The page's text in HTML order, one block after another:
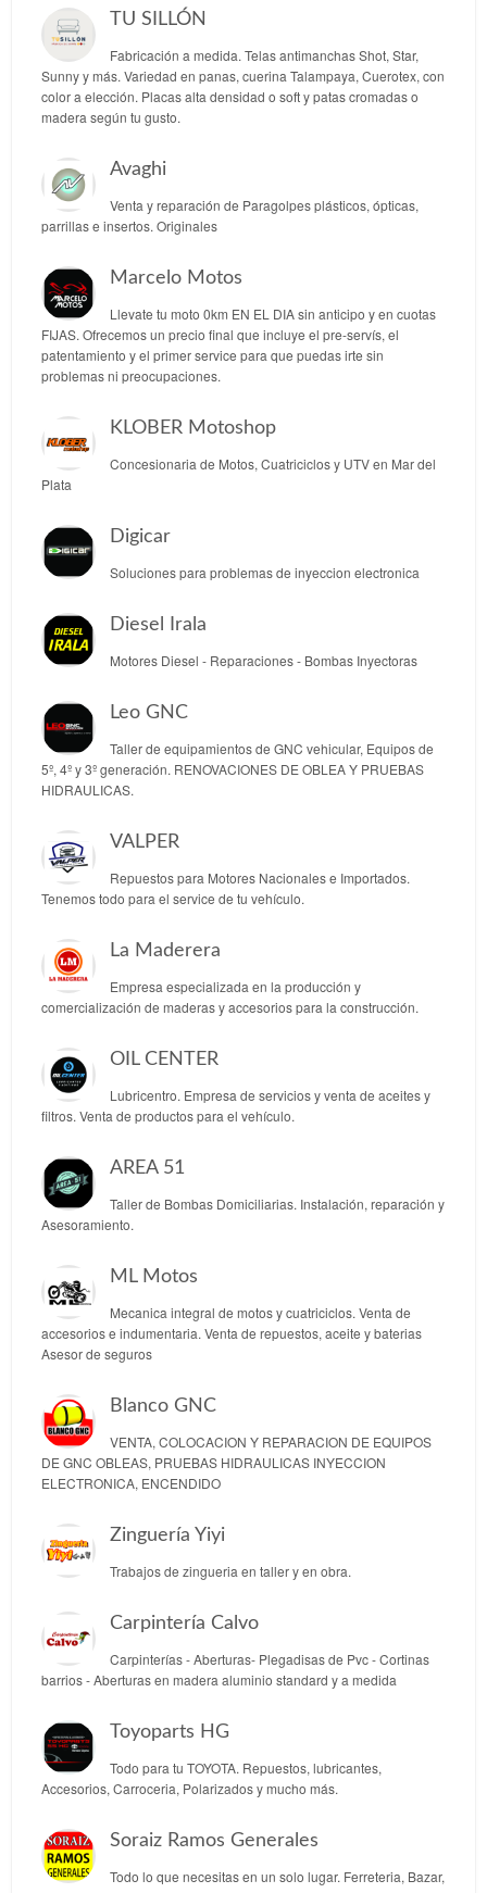
TU SILLÓN
Fabricación a medida. Telas antimanchas Shot, Star,
Sunny y más. Variedad en panas, cuerina Talampaya, Cuerotex, con
color a elección. Placas alta densidad o soft y patas cromadas o
madera según tu gusto.
Avaghi
Venta y reparación de Paragolpes plásticos, ópticas,
parrillas e insertos. Originales
Marcelo Motos
Llevate tu moto 0km EN EL DIA sin anticipo y en cuotas
FIJAS. Ofrecemos un precio final que incluye el pre-servís, el
patentamiento y el primer service para que puedas irte sin
problemas ni preocupaciones.
KLOBER Motoshop
Concesionaria de Motos, Cuatriciclos y UTV en Mar del
Plata
Digicar
Soluciones para problemas de inyeccion electronica
Diesel Irala
Motores Diesel - Reparaciones - Bombas Inyectoras
Leo GNC
Taller de equipamientos de GNC vehicular, Equipos de
5º, 4º y 3º generación. RENOVACIONES DE OBLEA Y PRUEBAS
HIDRAULICAS.
VALPER
Repuestos para Motores Nacionales e Importados.
Tenemos todo para el service de tu vehículo.
La Maderera
Empresa especializada en la producción y
comercialización de maderas y accesorios para la construcción.
OIL CENTER
Lubricentro. Empresa de servicios y venta de aceites y
filtros. Venta de productos para el vehículo.
AREA 51
Taller de Bombas Domiciliarias. Instalación, reparación y
Asesoramiento.
ML Motos
Mecanica integral de motos y cuatriciclos. Venta de
accesorios e indumentaria. Venta de repuestos, aceite y baterias
Asesor de seguros
Blanco GNC
VENTA, COLOCACION Y REPARACION DE EQUIPOS
DE GNC OBLEAS, PRUEBAS HIDRAULICAS INYECCION
ELECTRONICA, ENCENDIDO
Zinguería Yiyi
Trabajos de zingueria en taller y en obra.
Carpintería Calvo
Carpinterías - Aberturas- Plegadisas de Pvc - Cortinas
barrios - Aberturas en madera aluminio standard y a medida
Toyoparts HG
Todo para tu TOYOTA. Repuestos, lubricantes,
Accesorios, Carroceria, Polarizados y mucho más.
Soraiz Ramos Generales
Todo lo que necesitas en un solo lugar. Ferreteria, Bazar,